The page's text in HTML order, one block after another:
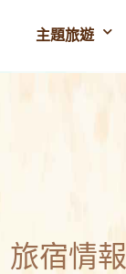
主題旅遊
旅宿情報